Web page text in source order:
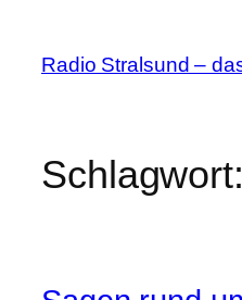
springen
Radio Stralsund –
Schlagwort: